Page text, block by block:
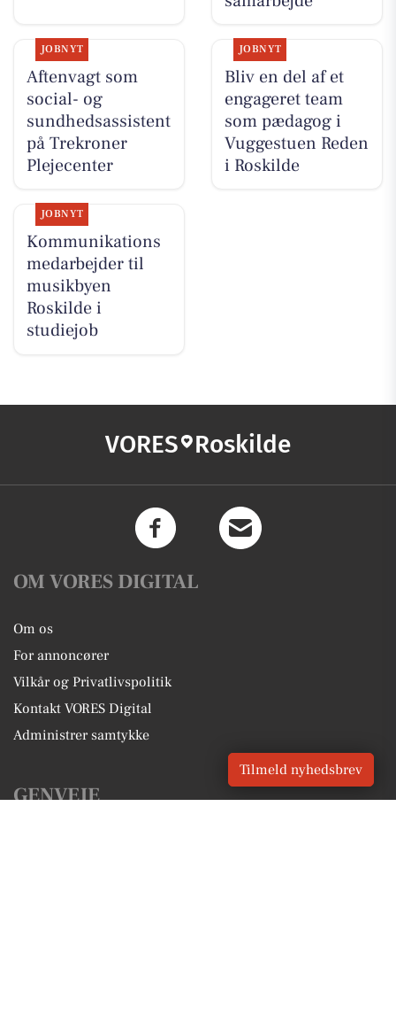
JOBNYT
Aftenvagt som
social- og
sundhedsassistent
på Trekroner
Plejecenter
JOBNYT
Bliv en del af et
engageret team
som pædagog i
Vuggestuen Reden
i Roskilde
JOBNYT
Kommunikations
medarbejder til
musikbyen
Roskilde i
studiejob
VORES Roskilde
OM VORES DIGITAL
Om os
For annoncører
Vilkår og Privatlivspolitik
Kontakt VORES Digital
Administrer samtykke
GENVEJE
Tilmeld nyhedsbrev